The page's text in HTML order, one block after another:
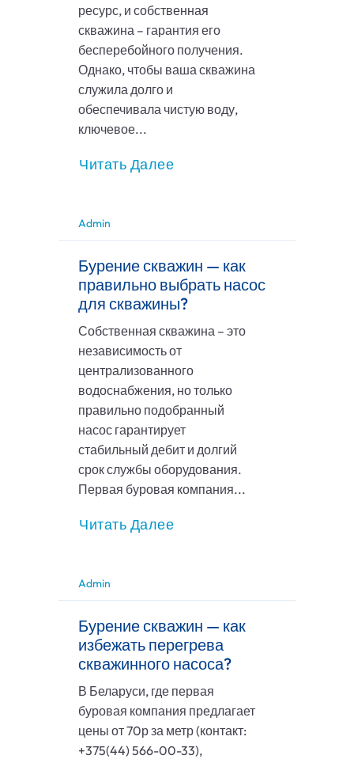
ресурс, и собственная
скважина – гарантия его
бесперебойного получения.
Однако, чтобы ваша скважина
служила долго и
обеспечивала чистую воду,
ключевое...
Читать Далее
Admin
Бурение скважин — как
правильно выбрать насос
для скважины?
Собственная скважина – это
независимость от
централизованного
водоснабжения, но только
правильно подобранный
насос гарантирует
стабильный дебит и долгий
срок службы оборудования.
Первая буровая компания...
Читать Далее
Admin
Бурение скважин — как
избежать перегрева
скважинного насоса?
В Беларуси, где первая
буровая компания предлагает
цены от 70р за метр (контакт:
+375(44) 566-00-33),